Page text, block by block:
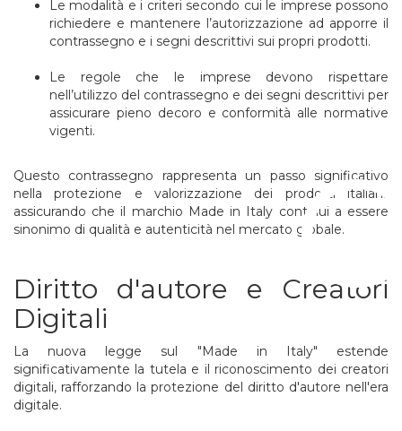
Le modalità e i criteri secondo cui le imprese possono
richiedere e mantenere l’autorizzazione ad apporre il
contrassegno e i segni descrittivi sui propri prodotti.
Le regole che le imprese devono rispettare
nell’utilizzo del contrassegno e dei segni descrittivi per
assicurare pieno decoro e conformità alle normative
vigenti.
Questo contrassegno rappresenta un passo significativo
nella protezione e valorizzazione dei prodotti italiani,
assicurando che il marchio Made in Italy continui a essere
sinonimo di qualità e autenticità nel mercato globale.
Diritto d'autore e Creatori
Digitali
La nuova legge sul "Made in Italy" estende
significativamente la tutela e il riconoscimento dei creatori
digitali, rafforzando la protezione del diritto d'autore nell'era
digitale.